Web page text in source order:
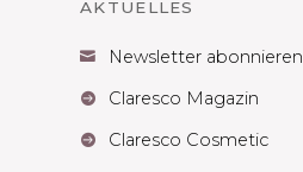
AKTUELLES
 Newsletter abonnieren
 Claresco Magazin
 Claresco Cosmetic